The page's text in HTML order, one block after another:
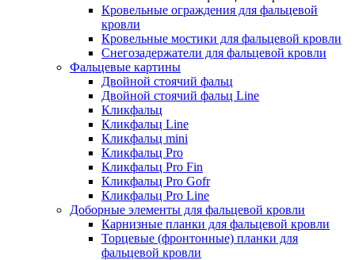
Кровельные ограждения для фальцевой
кровли
Кровельные мостики для фальцевой кровли
Снегозадержатели для фальцевой кровли
Фальцевые картины
Двойной стоячий фальц
Двойной стоячий фальц Line
Кликфальц
Кликфальц Line
Кликфальц mini
Кликфальц Pro
Кликфальц Pro Fin
Кликфальц Pro Gofr
Кликфальц Pro Line
Доборные элементы для фальцевой кровли
Карнизные планки для фальцевой кровли
Торцевые (фронтонные) планки для
фальцевой кровли